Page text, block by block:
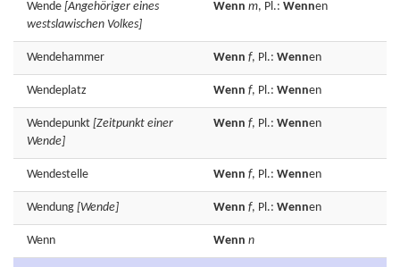
Wende [Angehöriger eines
westslawischen Volkes]
Wenn m, Pl.: Wennen
Wendehammer Wenn f, Pl.: Wennen
Wendeplatz Wenn f, Pl.: Wennen
Wendepunkt [Zeitpunkt einer
Wende]
Wenn f, Pl.: Wennen
Wendestelle Wenn f, Pl.: Wennen
Wendung [Wende] Wenn f, Pl.: Wennen
Wenn Wenn n